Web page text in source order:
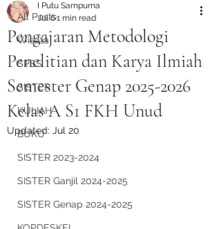
All Posts
Wisata
SPSS
SISTER
KULIAH
BUKU
SISTER 2023-2024
SISTER Ganjil 2024-2025
SISTER Genap 2024-2025
Pengajaran Metodologi
Penelitian dan Karya Ilmiah
Semester Genap 2025-2026
Kelas A S1 FKH Unud
I Putu Sampurna
Jul 61 min read
Updated: Jul 20